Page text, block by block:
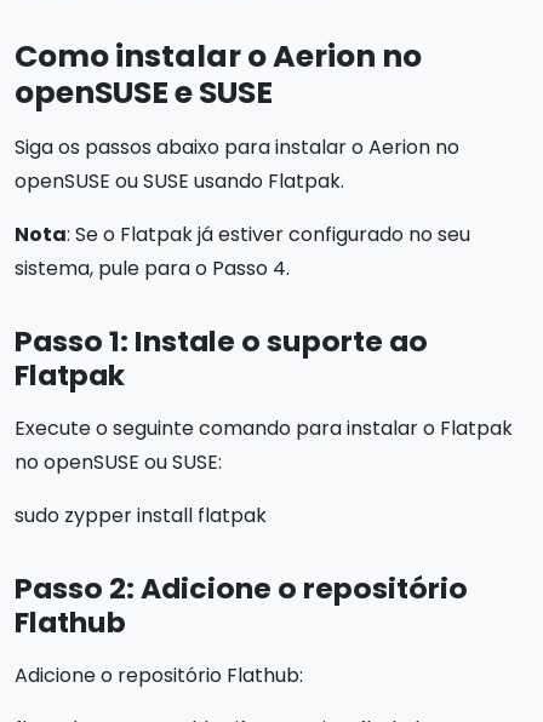
Como instalar o Aerion no
openSUSE e SUSE
Siga os passos abaixo para instalar o Aerion no
openSUSE ou SUSE usando Flatpak.
Nota: Se o Flatpak já estiver configurado no seu
sistema, pule para o Passo 4.
Passo 1: Instale o suporte ao
Flatpak
Execute o seguinte comando para instalar o Flatpak
no openSUSE ou SUSE:
sudo zypper install flatpak
Passo 2: Adicione o repositório
Flathub
Adicione o repositório Flathub: